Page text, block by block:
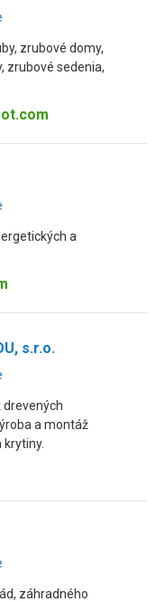
zrubové domy,
zrubové sedenia,
a
s.r.o.
drevených
a montáž
krytiny.
záhradného